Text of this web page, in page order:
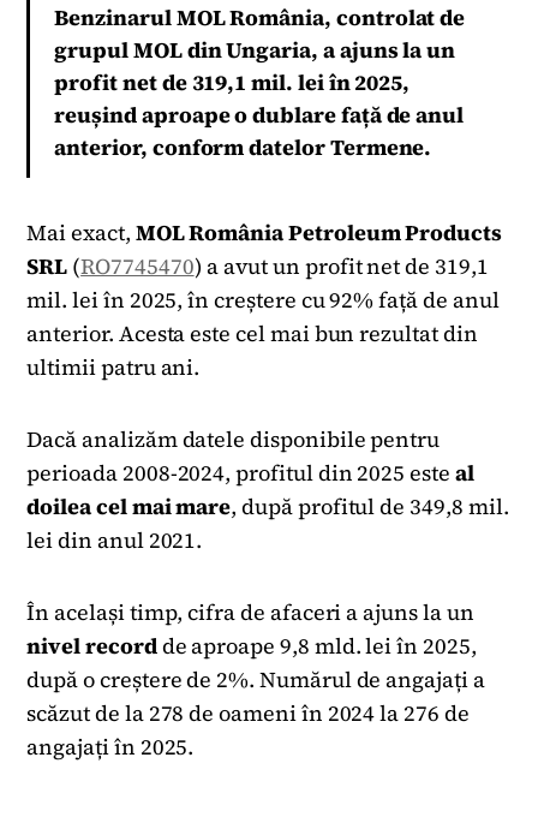
Benzinarul MOL România, controlat de
grupul MOL din Ungaria, a ajuns la un
profit net de 319,1 mil. lei în 2025,
reușind aproape o dublare față de anul
anterior, conform datelor Termene.
Mai exact, MOL România Petroleum Products
SRL (RO7745470) a avut un profit net de 319,1
mil. lei în 2025, în creștere cu 92% față de anul
anterior. Acesta este cel mai bun rezultat din
ultimii patru ani.
Dacă analizăm datele disponibile pentru
perioada 2008-2024, profitul din 2025 este al
doilea cel mai mare, după profitul de 349,8 mil.
lei din anul 2021.
În același timp, cifra de afaceri a ajuns la un
nivelrecordde aproape 9,8 mld. lei în 2025,
după o creștere de 2%. Numărul de angajați a
scăzut de la 278 de oameni în 2024 la 276 de
angajați în 2025.